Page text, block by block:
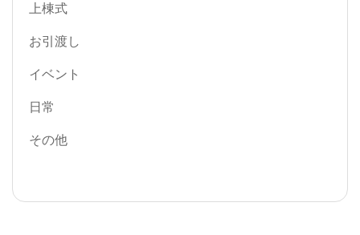
上棟式
お引渡し
イベント
日常
その他